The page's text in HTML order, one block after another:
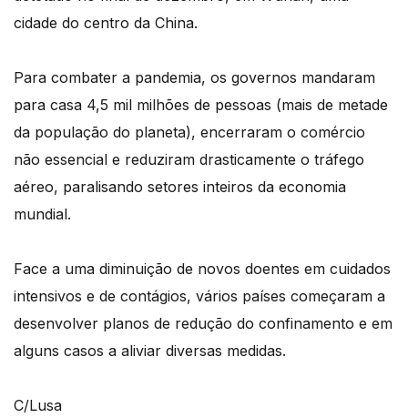
cidade do centro da China.
Para combater a pandemia, os governos mandaram
para casa 4,5 mil milhões de pessoas (mais de metade
da população do planeta), encerraram o comércio
não essencial e reduziram drasticamente o tráfego
aéreo, paralisando setores inteiros da economia
mundial.
Face a uma diminuição de novos doentes em cuidados
intensivos e de contágios, vários países começaram a
desenvolver planos de redução do confinamento e em
alguns casos a aliviar diversas medidas.
C/Lusa